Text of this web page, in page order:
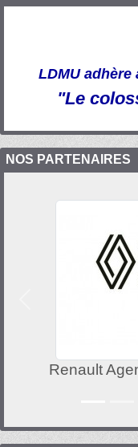
LDMU adhère
"Le
NOS PARTENAIRES
Agence